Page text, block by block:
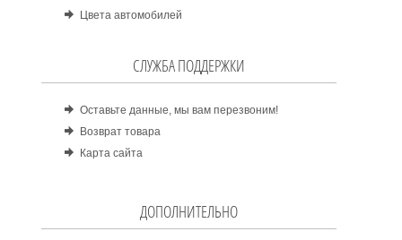
Цвета автомобилей
СЛУЖБА ПОДДЕРЖКИ
Оставьте данные, мы вам перезвоним!
Возврат товара
Карта сайта
ДОПОЛНИТЕЛЬНО